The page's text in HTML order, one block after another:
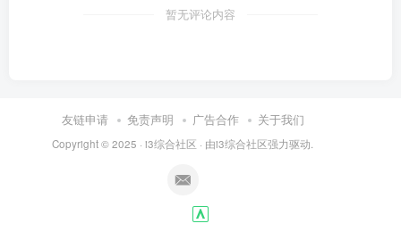
暂无评论内容
友链申请 免责声明 广告合作 关于我们
Copyright © 2025 · i3综合社区 · 由i3综合社区强力驱动.